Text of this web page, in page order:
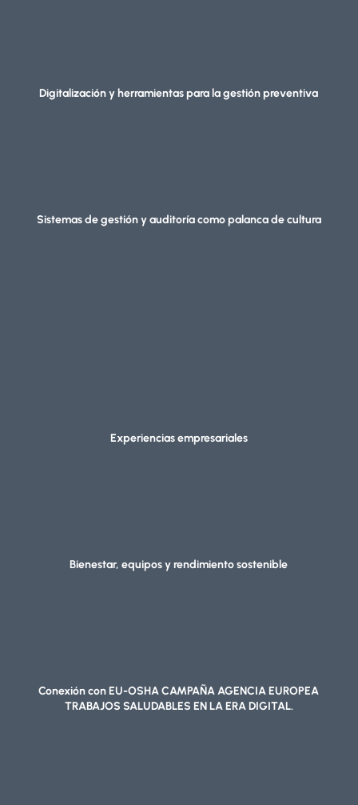
Digitalización y herramientas para la gestión preventiva
Sistemas de gestión y auditoría como palanca de cultura
Experiencias empresariales
Bienestar, equipos y rendimiento sostenible
Conexión con EU-OSHA CAMPAÑA AGENCIA EUROPEA
TRABAJOS SALUDABLES EN LA ERA DIGITAL.